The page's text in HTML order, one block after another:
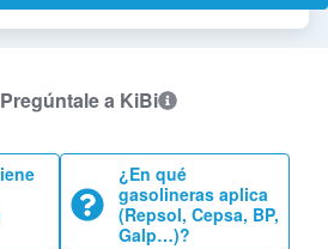
Pregúntale a KiBi
¿En qué
gasolineras aplica
(Repsol, Cepsa, BP,
Galp…)?